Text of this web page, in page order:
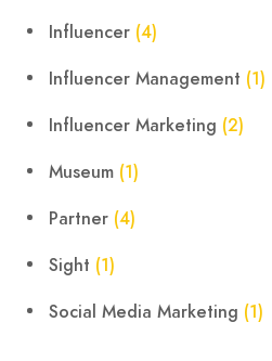
Influencer (4)
Influencer Management (1)
Influencer Marketing (2)
Museum (1)
Partner (4)
Sight (1)
Social Media Marketing (1)